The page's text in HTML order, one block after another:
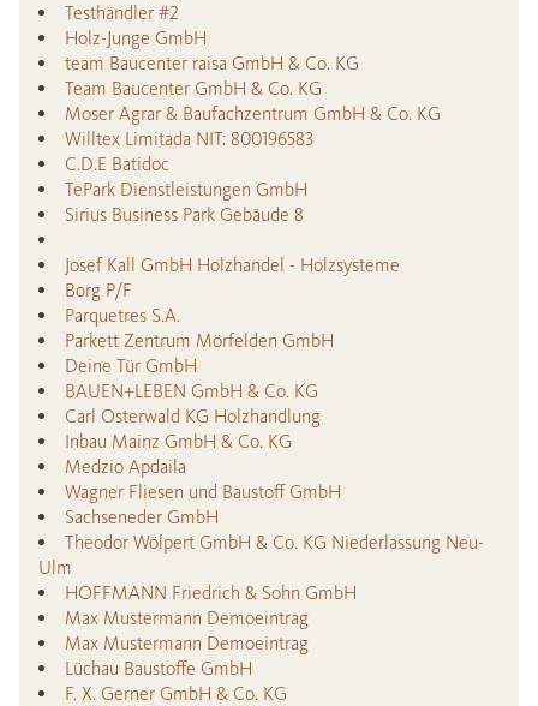
Testhändler #2
Holz-Junge GmbH
team Baucenter raisa GmbH & Co. KG
Team Baucenter GmbH & Co. KG
Moser Agrar & Baufachzentrum GmbH & Co. KG
Willtex Limitada NIT: 800196583
C.D.E Batidoc
TePark Dienstleistungen GmbH
Sirius Business Park Gebäude 8
Josef Kall GmbH Holzhandel - Holzsysteme
Borg P/F
Parquetres S.A.
Parkett Zentrum Mörfelden GmbH
Deine Tür GmbH
BAUEN+LEBEN GmbH & Co. KG
Carl Osterwald KG Holzhandlung
Inbau Mainz GmbH & Co. KG
Medzio Apdaila
Wagner Fliesen und Baustoff GmbH
Sachseneder GmbH
Theodor Wölpert GmbH & Co. KG Niederlassung Neu-
Ulm
HOFFMANN Friedrich & Sohn GmbH
Max Mustermann Demoeintrag
Max Mustermann Demoeintrag
Lüchau Baustoffe GmbH
F. X. Gerner GmbH & Co. KG